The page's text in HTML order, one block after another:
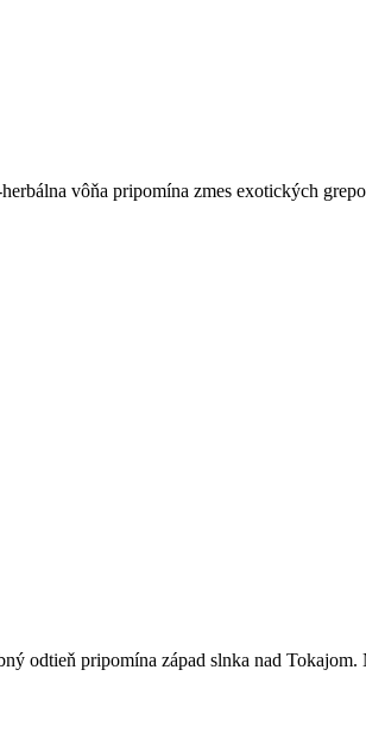
vôňa pripomína zmes exotických
odtieň pripomína západ slnka nad